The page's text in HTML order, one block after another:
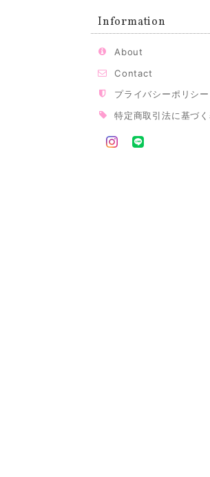
Information
About
Contact
プライバシーポリシー
特定商取引法に基づ